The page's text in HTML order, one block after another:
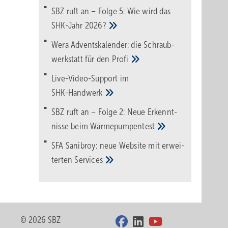
SBZ ruft an – Folge 5: Wie wird das
SHK-Jahr 2026?
Wera Adventskalender: die Schraub­
werk­statt für den Pro­fi
Live-Video-Support im
SHK-Handwerk
SBZ ruft an – Folge 2: Neue Erkennt­
nisse beimWärme­pumpen­test
SFA Sanibroy: neue Web­site mit erwei­
tertenServices
© 2026 SBZ